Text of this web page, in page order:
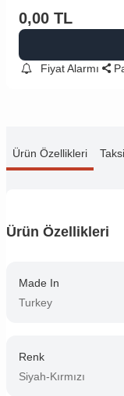
0,00 TL
Fiyat Alarmı
Ürün Özellikleri
Ürün Özellikleri
Made In
Turkey
Renk
Siyah-Kırmızı